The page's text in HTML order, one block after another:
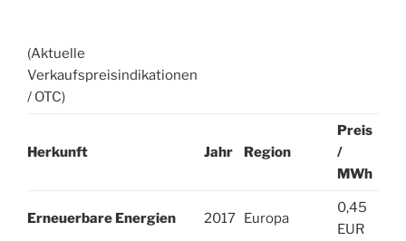
(Aktuelle
Verkaufspreisindikationen
/ OTC)
Herkunft Jahr Region
Preis
/
MWh
Erneuerbare Energien 2017 Europa
0,45
EUR